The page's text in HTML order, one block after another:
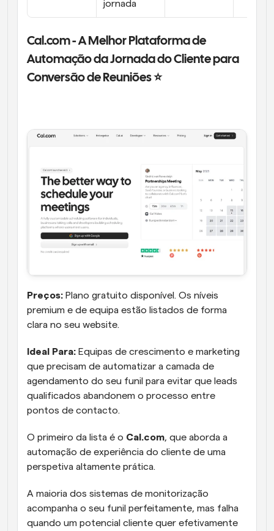
jornada
Cal.com - A Melhor Plataforma de
Automação da Jornada do Cliente para
Conversão de Reuniões ⭐
Preços: Plano gratuito disponível. Os níveis
premium e de equipa estão listados de forma
clara no seu website.
Ideal Para: Equipas de crescimento e marketing
que precisam de automatizar a camada de
agendamento do seu funil para evitar que leads
qualificados abandonem o processo entre
pontos de contacto.
O primeiro da lista é o Cal.com, que aborda a
automação de experiência do cliente de uma
perspetiva altamente prática.
A maioria dos sistemas de monitorização
acompanha o seu funil perfeitamente, mas falha
quando um potencial cliente quer efetivamente